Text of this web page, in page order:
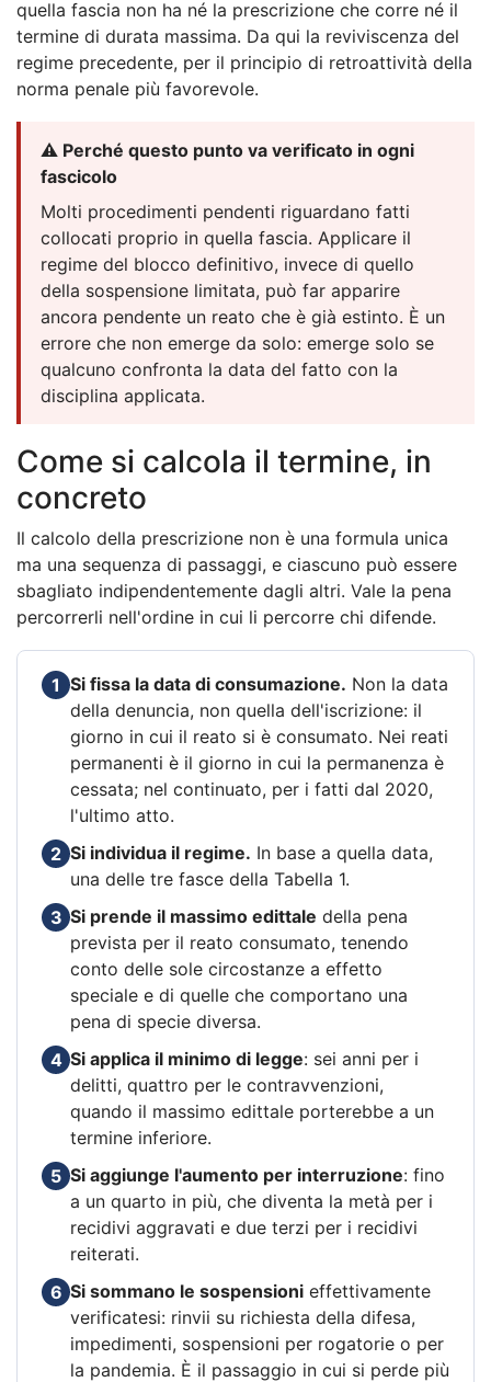
quella fascia non ha né la prescrizione che corre né il
termine di durata massima. Da qui la reviviscenza del
regime precedente, per il principio di retroattività della
norma penale più favorevole.
⚠️ Perché questo punto va verificato in ogni
fascicolo
Molti procedimenti pendenti riguardano fatti
collocati proprio in quella fascia. Applicare il
regime del blocco definitivo, invece di quello
della sospensione limitata, può far apparire
ancora pendente un reato che è già estinto. È un
errore che non emerge da solo: emerge solo se
qualcuno confronta la data del fatto con la
disciplina applicata.
Come si calcola il termine, in
concreto
Il calcolo della prescrizione non è una formula unica
ma una sequenza di passaggi, e ciascuno può essere
sbagliato indipendentemente dagli altri. Vale la pena
percorrerli nell'ordine in cui li percorre chi difende.
1 Si fissa la data di consumazione. Non la data
della denuncia, non quella dell'iscrizione: il
giorno in cui il reato si è consumato. Nei reati
permanenti è il giorno in cui la permanenza è
cessata; nel continuato, per i fatti dal 2020,
l'ultimo atto.
2 Si individua il regime. In base a quella data,
una delle tre fasce della Tabella 1.
3 Si prende il massimo edittale della pena
prevista per il reato consumato, tenendo
conto delle sole circostanze a effetto
speciale e di quelle che comportano una
pena di specie diversa.
4 Si applica il minimo di legge: sei anni per i
delitti, quattro per le contravvenzioni,
quando il massimo edittale porterebbe a un
termine inferiore.
5 Si aggiunge l'aumento per interruzione: fino
a un quarto in più, che diventa la metà per i
recidivi aggravati e due terzi per i recidivi
reiterati.
6 Si sommano le sospensioni effettivamente
verificatesi: rinvii su richiesta della difesa,
impedimenti, sospensioni per rogatorie o per
la pandemia. È il passaggio in cui si perde più